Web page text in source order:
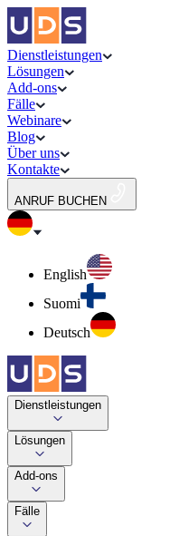
Dienstleistungen
Lösungen
Add-ons
Fälle
Webinare
Blog
Über uns
Kontakte
ANRUF BUCHEN
English
Suomi
Deutsch
Dienstleistungen
Lösungen
Add-ons
Fälle